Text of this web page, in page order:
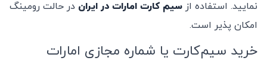
نمایید. استفاده از سیم کارت امارات در ایران در حالت رومینگ
امکان پذیر است.
خرید سیم‌کارت یا شماره مجازی امارات